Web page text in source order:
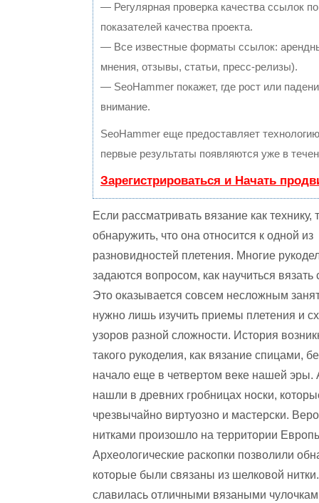
— Регулярная проверка качества ссылок
показателей качества проекта.
— Все известные форматы ссылок:
мнения, отзывы, статьи, пресс-релизы).
— SeoHammer покажет, где рост или
внимание.
SeoHammer еще предоставляет
первые результаты появляются уже в
Зарегистрироваться и Начать
Если рассматривать вязание как технику,
обнаружить, что она относится к одной из
разновидностей плетения. Многие
задаются вопросом, как научиться
Это оказывается совсем несложным
нужно лишь изучить приемы плетения и
узоров разной сложности. История
такого рукоделия, как вязание спицами,
начало еще в четвертом веке нашей эры.
нашли в древних гробницах носки,
чрезвычайно виртуозно и мастерски.
нитками произошло на территории
Археологические раскопки позволили
которые были связаны из шелковой
славилась отличными вязаными